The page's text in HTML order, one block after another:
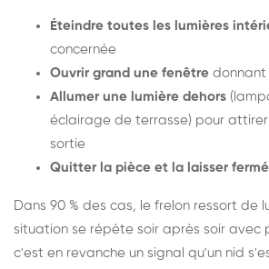
Éteindre toutes les lumières
concernée
Ouvrir grand une fenêtre donnant
Allumer une lumière dehors
éclairage de terrasse) pour
sortie
Quitter la pièce et la laisser
Dans 90 % des cas, le frelon ressort de
situation se répète soir après soir avec
c'est en revanche un signal qu'un nid